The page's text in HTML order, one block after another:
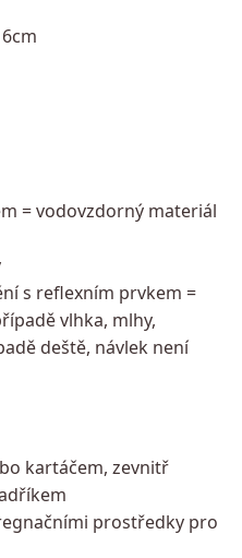
= vodovzdorný materiál
s reflexním prvkem =
vlhka, mlhy,
deště, návlek není
kartáčem, zevnitř
prostředky pro